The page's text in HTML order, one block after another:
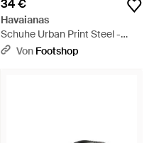
34 €
Havaianas
Schuhe Urban Print Steel -
Schwarz
Von Footshop